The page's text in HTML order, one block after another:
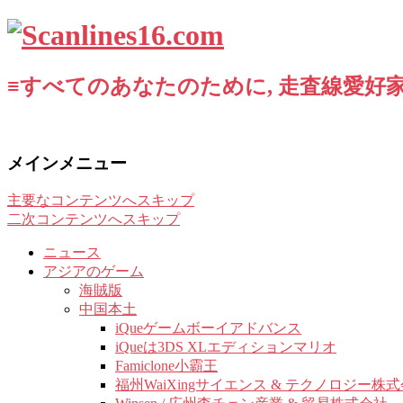
≡すべてのあなたのために, 走査線愛好
メインメニュー
主要なコンテンツへスキップ
二次コンテンツへスキップ
ニュース
アジアのゲーム
海賊版
中国本土
iQueゲームボーイアドバンス
iQueは3DS XLエディションマリオ
Famiclone小霸王
福州WaiXingサイエンス & テクノロジー株